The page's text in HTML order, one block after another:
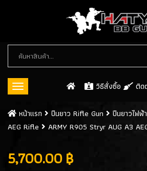
Toggle
วิธีสั่งซื้อ ติด
หมวด
หมู่
สินค้า
ปืนบีบีกัน (BB GUN)
ปืนสั้นอัดแก็ส / GAS(546)
ปืนสั้นอัดลมสปริง SPRING GUN
หน้าเเรก ปืนยาว Rifle Gun ปืนยาวไฟฟ้
AEG Rifle
ARMY R905 Stryr AUG A3
5,700.00 ฿